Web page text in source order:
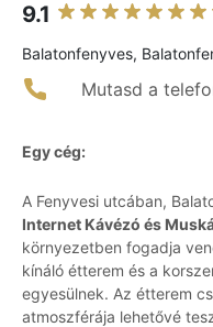
9.1
Balatonfenyves,
Mutasd a
Egy cég:
A Fenyvesi utcában,
Internet Kávézó és
környezetben fogadja
kínáló étterem és a
egyesülnek. Az étterem
atmoszférája lehetővé